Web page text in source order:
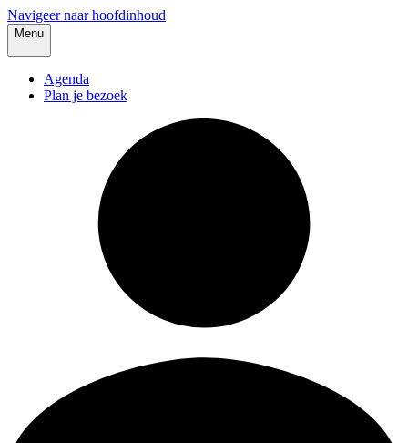
Navigeer naar hoofdinhoud
Menu
Agenda
Plan je bezoek